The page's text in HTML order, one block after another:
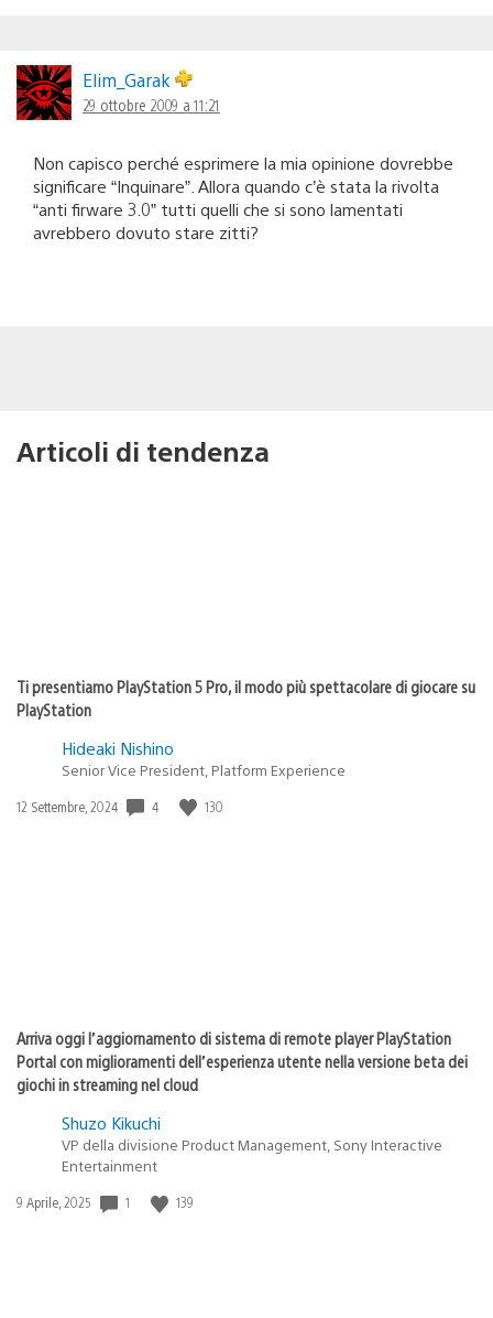
Elim_Garak
29 ottobre 2009 a 11:21
Non capisco perché esprimere la mia opinione dovrebbe
significare “Inquinare”. Allora quando c’è stata la rivolta
“anti firware 3.0” tutti quelli che si sono lamentati
avrebbero dovuto stare zitti?
Articoli di tendenza
Ti presentiamo PlayStation 5 Pro, il modo più spettacolare di giocare su
PlayStation
Hideaki Nishino
Senior Vice President, Platform Experience
Data
12 Settembre, 2024 4 130
Arriva oggi l’aggiornamento di sistema di remote player PlayStation
Portal con miglioramenti dell’esperienza utente nella versione beta dei
giochi in streaming nel cloud
Shuzo Kikuchi
VP della divisione Product Management, Sony Interactive
Entertainment
Data
9 Aprile, 2025 1 139